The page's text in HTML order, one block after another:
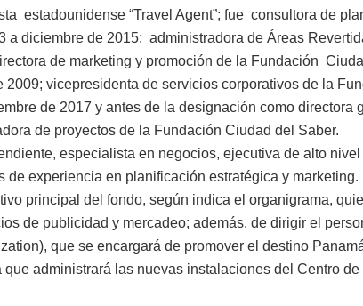
estadounidense “Travel Agent”; fue consultora de
a diciembre de 2015; administradora de Áreas
de marketing y promoción de la Fundación
vicepresidenta de servicios corporativos de la
de 2017 y antes de la designación como directora
de proyectos de la Fundación Ciudad del Saber.
especialista en negocios, ejecutiva de alto nivel
de experiencia en planificación estratégica y marketing.
principal del fondo, según indica el organigrama,
de publicidad y mercadeo; además, de dirigir el
que se encargará de promover el destino
administrará las nuevas instalaciones del Centro